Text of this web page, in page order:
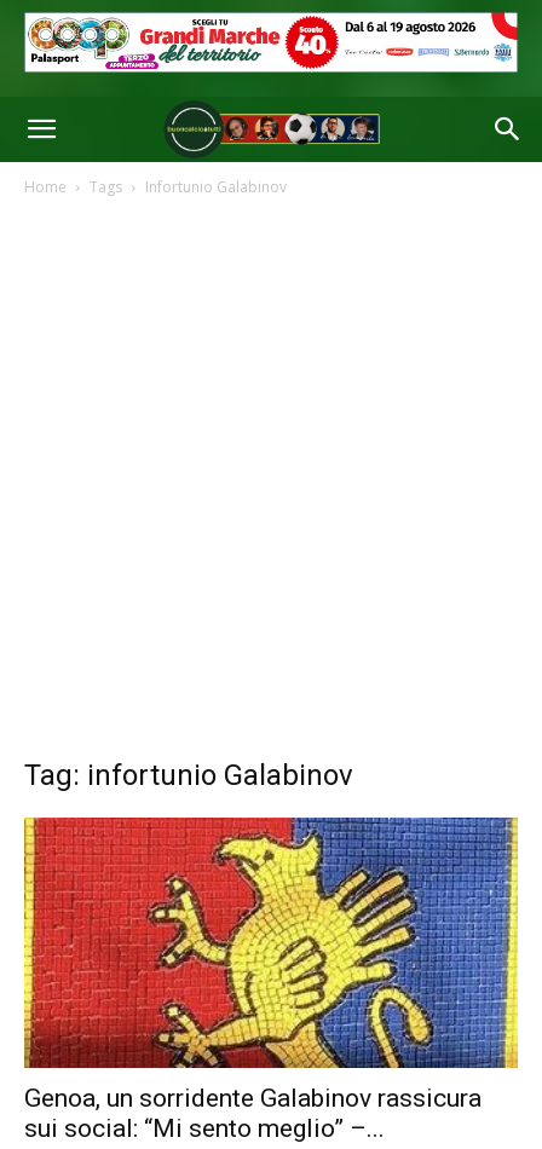
Home Tags Infortunio Galabinov
Tag: infortunio Galabinov
Genoa, un sorridente Galabinov rassicura
sui social: “Mi sento meglio” –...